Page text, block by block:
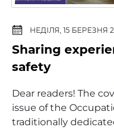
НЕДІЛЯ, 15 БЕРЕЗНЯ
Sharing
safety
Dear readers! The
issue of the
traditionally